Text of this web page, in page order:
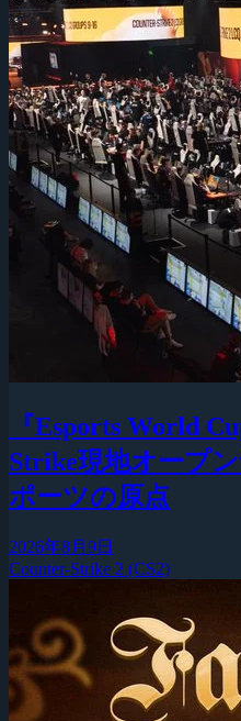
『Esports World
Strike現地オープ
ポーツの原点
2026年8月9日
Counter-Strike 2 (CS2)